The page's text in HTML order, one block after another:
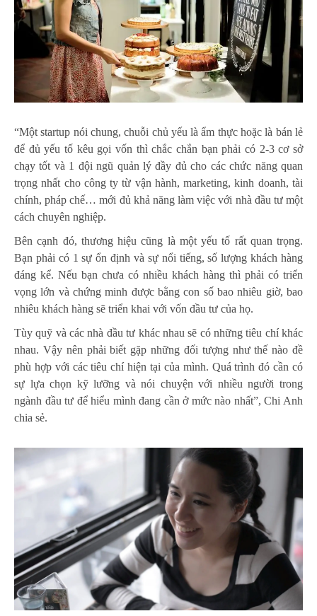
“Một startup nói chung, chuỗi chủ yếu là ẩm thực hoặc là bán lẻ
để đủ yếu tố kêu gọi vốn thì chắc chắn bạn phải có 2-3 cơ sở
chạy tốt và 1 đội ngũ quản lý đầy đủ cho các chức năng quan
trọng nhất cho công ty từ vận hành, marketing, kinh doanh, tài
chính, pháp chế… mới đủ khả năng làm việc với nhà đầu tư một
cách chuyên nghiệp.
Bên cạnh đó, thương hiệu cũng là một yếu tố rất quan trọng.
Bạn phải có 1 sự ổn định và sự nổi tiếng, số lượng khách hàng
đáng kể. Nếu bạn chưa có nhiều khách hàng thì phải có triển
vọng lớn và chứng minh được bằng con số bao nhiêu giờ, bao
nhiêu khách hàng sẽ triển khai với vốn đầu tư của họ.
Tùy quỹ và các nhà đầu tư khác nhau sẽ có những tiêu chí khác
nhau. Vậy nên phải biết gặp những đối tượng như thế nào đề
phù hợp với các tiêu chí hiện tại của mình. Quá trình đó cần có
sự lựa chọn kỹ lưỡng và nói chuyện với nhiều người trong
ngành đầu tư để hiểu mình đang cần ở mức nào nhất”, Chi Anh
chia sẻ.